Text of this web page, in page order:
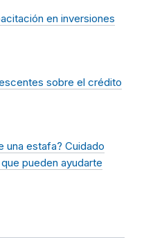
en inversiones
sobre el crédito
una estafa? Cuidado
pueden ayudarte